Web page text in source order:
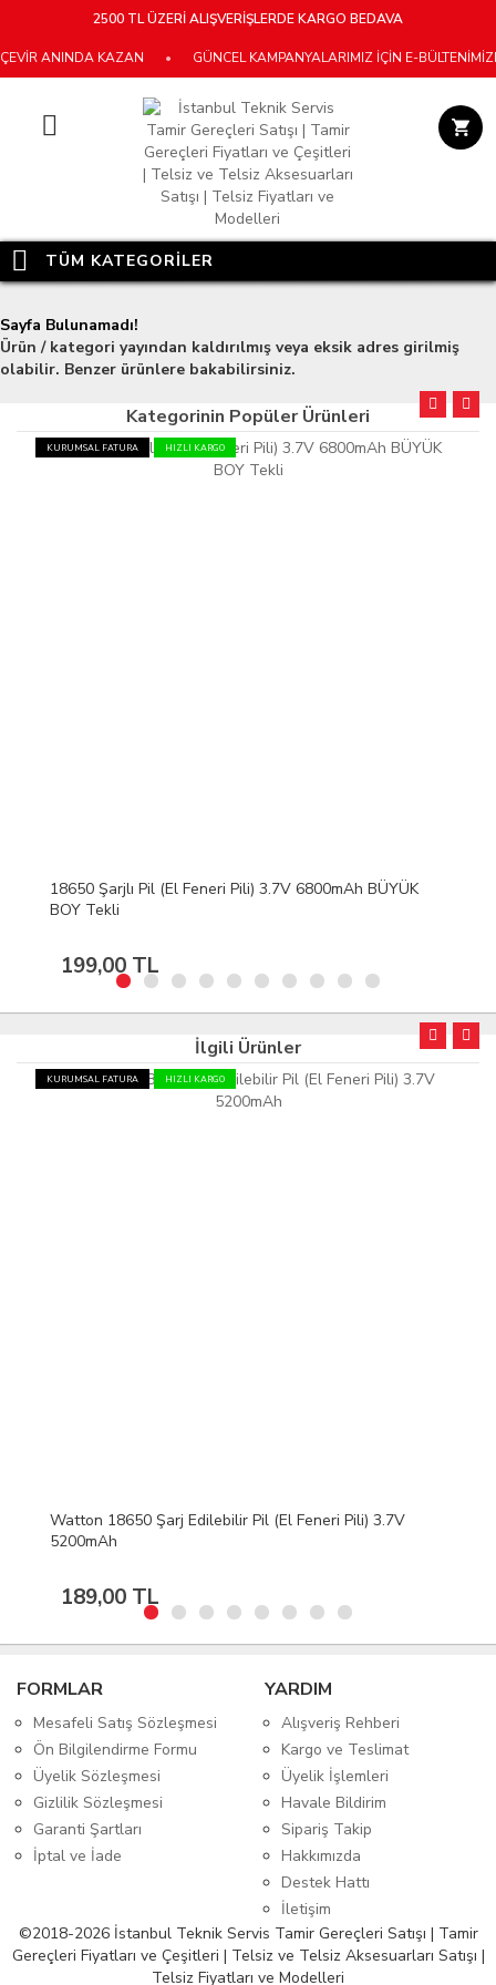
2500 TL ÜZERİ ALIŞVERİŞLERDE KARGO BEDAVA
ANINDA KAZAN GÜNCEL KAMPANYALARIMIZ İÇİN E-
TÜM KATEGORİLER
Sayfa Bulunamadı!
Ürün / kategori yayından kaldırılmış veya eksik adres girilmiş
olabilir. Benzer ürünlere bakabilirsiniz.
Kategorinin Popüler Ürünleri
BÜYÜK
Watton 26650 4.2v 8800mAh Li-ion Şarjlı
İlgili Ürünler
Pili) 3.7V
KURUMSAL FATURA HIZLI KARGO
18650 Şarjlı Pil (El Feneri Pili) 3.7v
FORMLAR
Mesafeli Satış Sözleşmesi
Ön Bilgilendirme Formu
Üyelik Sözleşmesi
Gizlilik Sözleşmesi
Garanti Şartları
İptal ve İade
YARDIM
Alışveriş Rehberi
Kargo ve Teslimat
Üyelik İşlemleri
Havale Bildirim
Sipariş Takip
Hakkımızda
Destek Hattı
İletişim
©2018-2026 İstanbul Teknik Servis Tamir Gereçleri Satışı | Tamir
Gereçleri Fiyatları ve Çeşitleri | Telsiz ve Telsiz Aksesuarları Satışı |
Telsiz Fiyatları ve Modelleri